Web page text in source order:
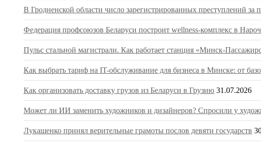
В Гродненской области число зарегистрированных преступлений за
Федерация профсоюзов Беларуси построит wellness-комплекс в
Пульс стальной магистрали. Как работает станция «Минск-
Как выбрать тариф на IT-обслуживание для бизнеса в Минске: от
Как организовать доставку грузов из Беларуси в Грузию 31.07.2026
Может ли ИИ заменить художников и дизайнеров? Спросили у
Лукашенко принял верительные грамоты послов девяти государств